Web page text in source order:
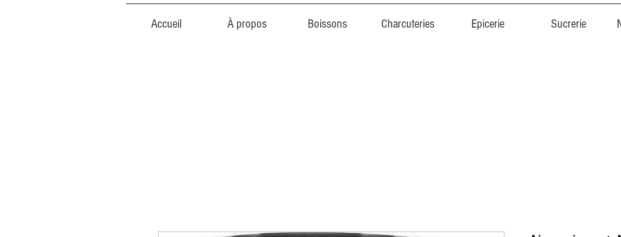
Accueil À propos Boissons Charcuteries Epicerie Sucrerie